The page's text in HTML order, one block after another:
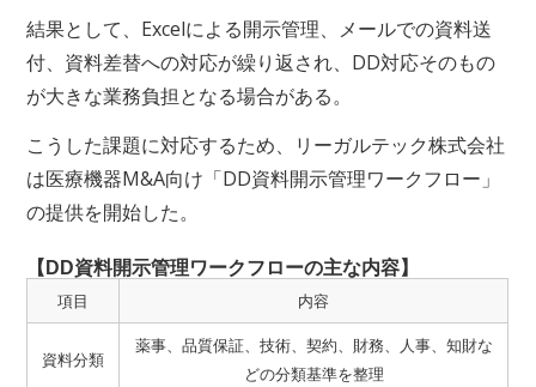
結果として、Excelによる開示管理、メールでの資料送
付、資料差替への対応が繰り返され、DD対応そのもの
が大きな業務負担となる場合がある。
こうした課題に対応するため、リーガルテック株式会社
は医療機器M&A向け「DD資料開示管理ワークフロー」
の提供を開始した。
【DD資料開示管理ワークフローの主な内容】
項目 内容
資料分類
薬事、品質保証、技術、契約、財務、人事、知財な
どの分類基準を整理